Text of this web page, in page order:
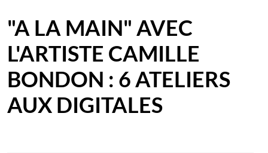
"A LA MAIN" AVEC
L'ARTISTE CAMILLE
BONDON : 6 ATELIERS
AUX DIGITALES